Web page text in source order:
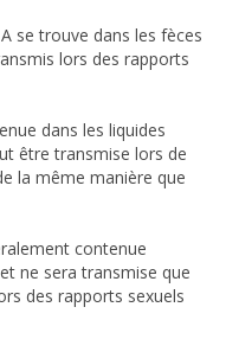
se trouve dans les fèces
lors des rapports
dans les liquides
être transmise lors de
la même manière que
contenue
ne sera transmise que
des rapports sexuels